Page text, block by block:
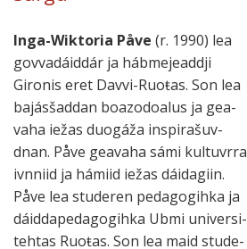
Inga-Wiktoria Påve (r. 1990) lea
govva­dáid­dár ja hábme­jead­dji
Gironis eret Davvi-Ruoŧas. Son lea
bajás­šad­dan boazo­doa­lus ja gea­
vaha iežas duo­gáža ins­pira­šuv­
dnan. Påve gea­vaha sámi kul­tuvrra
ivn­niid ja hámiid iežas dáida­giin.
Påve lea stude­ren peda­gogihka ja
dáidda­peda­gogihka Ubmi uni­versi­
teh­tas Ruoŧas. Son lea maid stude­